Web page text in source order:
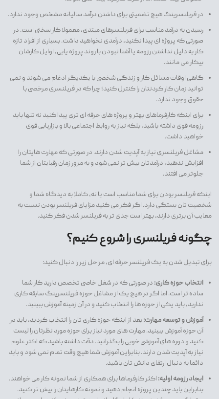
در فریلنسرینگ هیچ تضمینی برای داشتن درآمد سالیانه مشخص وجود ندارد.
رسیدن به درآمد مناسب برای فریلنسرهای مبتدی، معمولا کار سختی است. در
صورتی که پروژه ای پیدا نکنید، درآمدی نخواهید داشت. بسیاری از افراد تازه
کار به دلیل نداشتن رزومه یا آشنا نبودن با روند پروژه یابی، اوایل کارشان
بیکار می مانند.
گاهی اوقات مسائل کار و زندگی شخصی با یکدیگر ادغام می شوند و نمی
توانید زمان کار کردنتان را کنترل کنید؛ چرا که در فریلنسری مرخصی با
حقوق وجود ندارد.
برای اینکه کارفرماهای بهتر و پروژه های حرفه ای تری پیدا کنید نه تنها باید
رزومه قوی داشته باشید، بلکه نیاز به روابط اجتماعی بالا و بازاریابی قوی
خواهید داشت.
مشاغل فریلنسری نیاز به آپدیت شدن دارند. در صورتی که مهارت هایتان را
افزایش ندهید، درآمدتان بیش تر نمی شود و به مرور زمان رقبایتان از شما
جلوتر می افتند.
اینکه فریلنسر بودن برای شما مناسب است یا نه، کاملا به دیدگاه شما و
شخصیت تان بستگی دارد. اگر فکر می کنید مزایای فریلنسر بودن نسبت به
معایب آن برتری دارند، بهتر است جدی تر به فریلنسر شدن فکر کنید.
چگونه فریلنسری را شروع کنیم؟
برای تبدیل شدن به یک فریلنسر حرفه ای، مراحل زیر را دنبال کنید:
انتخاب حوزه کاری: در صورتی که در شغل خاصی تخصص دارید کار شما
ساده تر است. اما اگر در هیچ یک از مشاغل حوزه فریلنسرینگ سابقه کاری
ندارید، باید یکی از حوزه ها را انتخاب کنید و در آن زمینه آموزش ببینید.
آموزش و توسعه مهارت:بعد از اینکه حوزه کاری تان را انتخاب کردید، باید در
آن حوزه آموزش ببینید. مهارت های مورد نیاز برای حوزه مورد نظرتان را لیست
کنید و دوره های آموزشی خوبی را بگذرانید. دقت داشته باشید که اکثر علوم
نیاز به آپدیت شدن دارند. بنابراین آموزش شما هیچ وقت تمام نمی شود و باید
دائما به دنبال ارتقای دانش تان باشید.
ایجاد رزومه اولیه: اکثر کارفرماها برای همکاری از شما نمونه کار می خواهند.
بنابراین باید چندین پروژه انجام دهید و نمونه کارهایتان را بیش تر کنید.